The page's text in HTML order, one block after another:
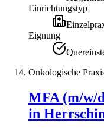
Einrichtungstyp
Eignung
Onkologische
MFA (m/w/
in